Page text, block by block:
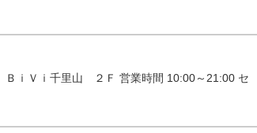
ＢｉＶｉ千里山 ２Ｆ 営業時間 10:00～21:00 セ